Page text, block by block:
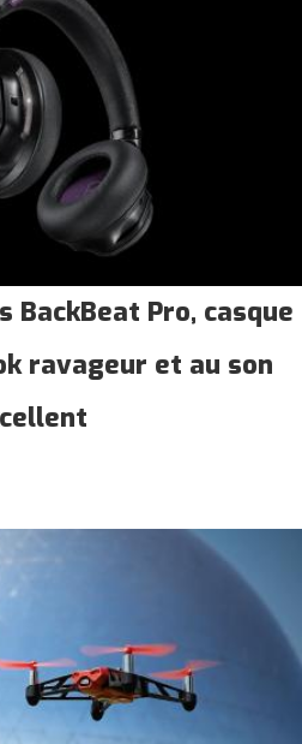
BackBeat Pro, casque
ravageur et au son